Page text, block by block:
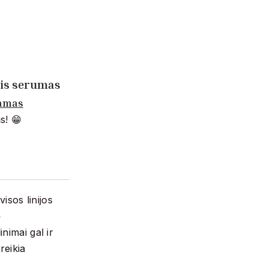
serumas
😁
linijos
gal ir